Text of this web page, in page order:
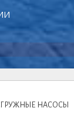
НАСОСЫ